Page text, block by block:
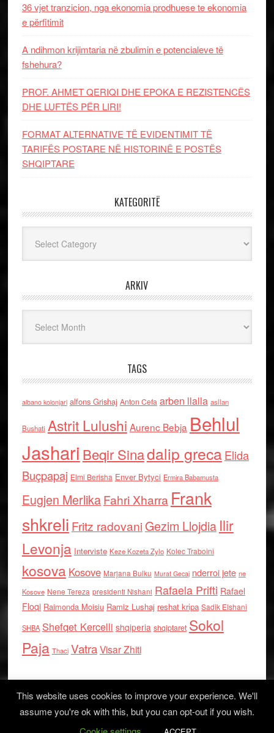
36 vjet tranzicion, nga ekonomia prodhuese te ekonomia
e përfitimit
A ndihmon krijimtaria në zbulimin e potencialeve të
fshehura?
PROF. AHMET QERIQI DHE EPOKA E REZISTENCЁS
DHE LUFTЁS PЁR LIRI!
FORMAT ALTERNATIVE TË EVIDENTIMIT TË
TARIFËS POSTARE NË HISTORINË E POSTËS
SHQIPTARE
KATEGORITË
ARKIV
TAGS
albano kolonjari alfons Grishaj Anton Cefa arben llalla asllan
Bushati Astrit Lulushi Aurenc Bebja Behlul
Jashari Beqir Sinadalip grecaElida
Buçpapaj Elmi Berisha Enver Bytyci Ermira Babamusta
Eugjen MerlikaFahri Xharra Frank
shkreli Fritz radovaniGezim Llojdia Ilir
Levonja Interviste Keze Kozeta Zylo Kolec Traboini
kosova Kosove Marjana Bulku Murat Gecaj nderroi jete ne
Kosove Nene Tereza presidenti Nishani Rafaela Prifti Rafael
Floqi Raimonda Moisiu Ramiz Lushaj reshat kripa Sadik Elshani
SHBA Shefqet Kercelli shqiperia shqiptaret Sokol
Paja Thaci VatraVisar Zhiti
Log in
This website uses cookies to improve your experience. We'll
assume you're ok with this, but you can opt-out if you wish.